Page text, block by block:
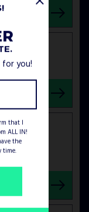
SA
SA
for you!
that I
ALL IN!
the
time.